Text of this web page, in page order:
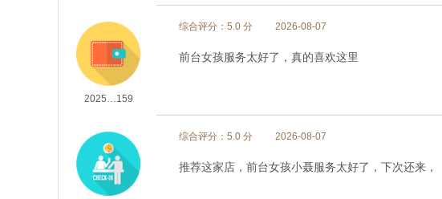
2025…159
综合评分：5.0 分 2026-08-07
前台女孩服务太好了，真的喜欢这里
综合评分：5.0 分 2026-08-07
推荐这家店，前台女孩小聂服务太好了，下次还来，